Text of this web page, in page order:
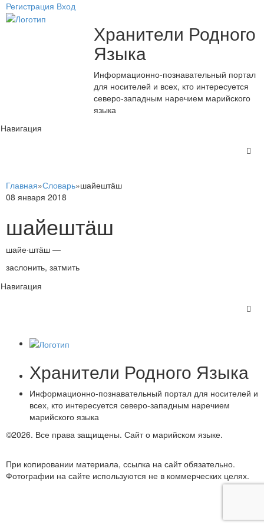
Регистрация Вход
Хранители Родного
Языка
Информационно-познавательный портал
для носителей и всех, кто интересуется
северо-западным наречием марийского
языка
Навигация
Главная»Словарь»шайештӓш
08 января 2018
шайештӓш
шайе·штӓш —
заслонить, затмить
Навигация
Хранители Родного Языка
Информационно-познавательный портал для носителей и
всех, кто интересуется северо-западным наречием
марийского языка
©2026. Все права защищены. Сайт о марийском языке.
При копировании материала, ссылка на сайт обязательно.
Фотографии на сайте используются не в коммерческих целях.